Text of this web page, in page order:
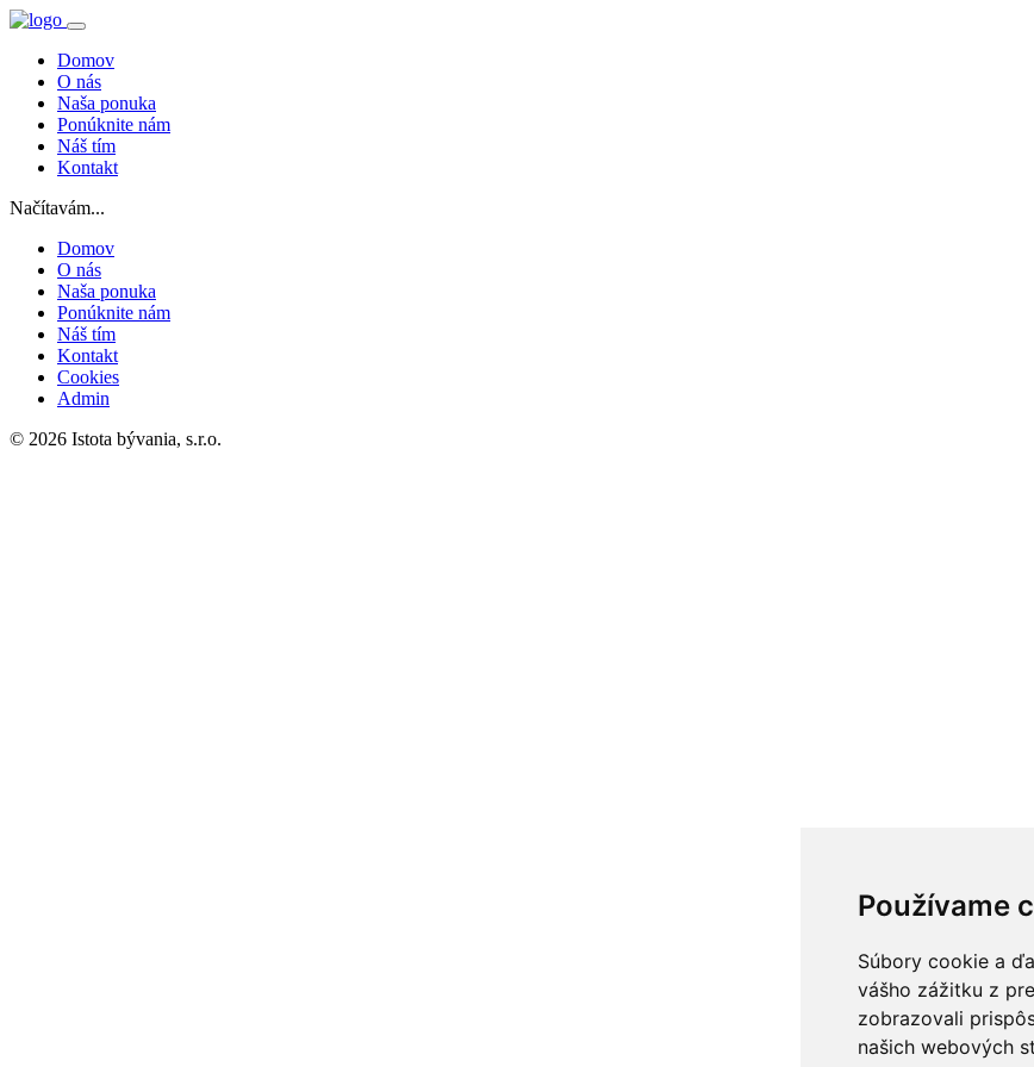
Používame
Súbory cookie a
vášho zážitku z
zobrazovali
našich webových
Domov
O nás
Naša ponuka
Ponúknite nám
Náš tím
Kontakt
Načítavám...
Domov
O nás
Naša ponuka
Ponúknite nám
Náš tím
Kontakt
Cookies
Admin
© 2026 Istota bývania, s.r.o.